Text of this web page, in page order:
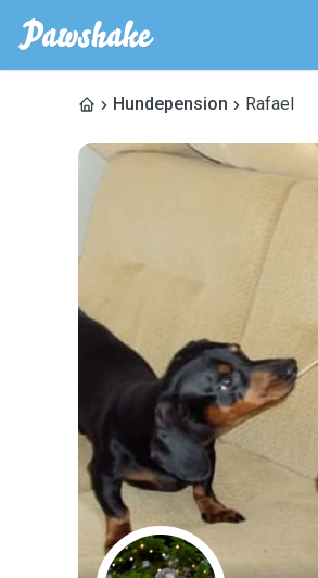
Hundepension Rafael